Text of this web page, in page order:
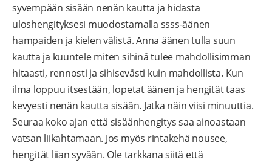
syvempään sisään nenän kautta ja hidasta
uloshengityksesi muodostamalla ssss-äänen
hampaiden ja kielen välistä. Anna äänen tulla suun
kautta ja kuuntele miten sihinä tulee mahdollisimman
hitaasti, rennosti ja sihisevästi kuin mahdollista. Kun
ilma loppuu itsestään, lopetat äänen ja hengität taas
kevyesti nenän kautta sisään. Jatka näin viisi minuuttia.
Seuraa koko ajan että sisäänhengitys saa ainoastaan
vatsan liikahtamaan. Jos myös rintakehä nousee,
hengität liian syvään. Ole tarkkana siitä että